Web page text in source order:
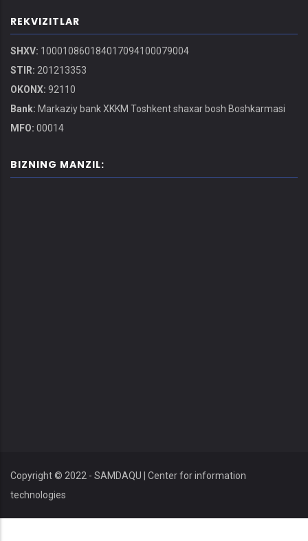
REKVIZITLAR
SHXV: 100010860184017094100079004
STIR: 201213353
OKONX: 92110
Bank: Markaziy bank XKKM Toshkent shaxar bosh Boshkarmasi
MFO: 00014
BIZNING MANZIL:
Copyright © 2022 - SAMDAQU | Center for information
technologies